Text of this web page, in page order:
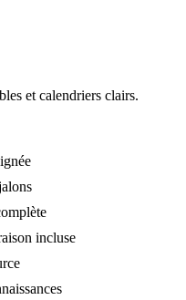
et calendriers clairs.
incluse